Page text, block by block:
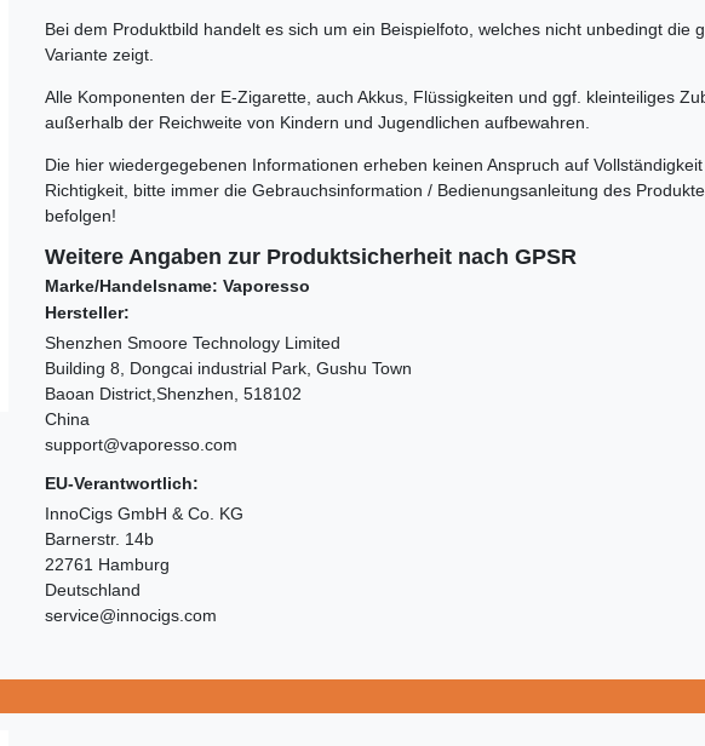
Bei dem Produktbild handelt es sich um ein Beispielfoto, welches nicht unbedingt die
Variante zeigt.
Alle Komponenten der E-Zigarette, auch Akkus, Flüssigkeiten und ggf. kleinteiliges
außerhalb der Reichweite von Kindern und Jugendlichen aufbewahren.
Die hier wiedergegebenen Informationen erheben keinen Anspruch auf
Richtigkeit, bitte immer die Gebrauchsinformation / Bedienungsanleitung des
befolgen!
Weitere Angaben zur Produktsicherheit nach GPSR
Marke/Handelsname: Vaporesso
Hersteller:
Shenzhen Smoore Technology Limited
Building 8, Dongcai industrial Park, Gushu Town
Baoan District,Shenzhen, 518102
China
support@vaporesso.com
EU-Verantwortlich:
InnoCigs GmbH & Co. KG
Barnerstr. 14b
22761 Hamburg
Deutschland
service@innocigs.com